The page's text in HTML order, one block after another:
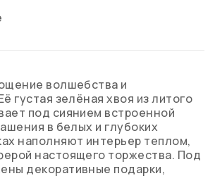
волшебства и
густая зелёная хвоя из литого
под сиянием встроенной
в белых и глубоких
наполняют интерьер теплом,
настоящего торжества. Под
декоративные подарки,